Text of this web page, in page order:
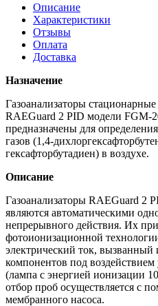
Описание
Характеристики
Отзывы
Оплата
Доставка
Назначение
Газоанализаторы
RAEGuard 2 PID модели FGM-
предназначены для
газов (1,4-
гексафторбутадиен) в воздухе.
Описание
Газоанализаторы RAEGuard 2
являются автоматическими
непрерывного действия. Их
фотоионизационной
электрический ток,
компонентов под воздействием
(лампа с энергией ионизации
отбор проб осуществляется с
мембранного насоса.